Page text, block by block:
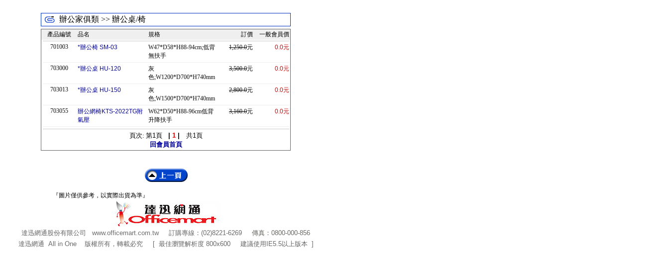
辦公家俱類 >> 辦公桌/椅
產品編號 品名 規格 訂價
一般會員價
701003
*辦公椅 SM-03
W47*D58*H88-94cm;低背
無扶手
1,250.0元 0.0元
703000 *辦公桌 HU-120
灰
色;W1200*D700*H740mm
3,500.0元 0.0元
703013 *辦公桌 HU-150
灰
色;W1500*D700*H740mm
2,800.0元 0.0元
703055
辦公網椅KTS-2022TG附
氣壓
W62*D50*H88-96cm低背
升降扶手
3,160.0元 0.0元
頁次: 第1頁 1| 共1頁
回會員首頁
『圖片僅供參考，以實際出貨為準』
達迅網通股份有限公司 www.officemart.com.tw訂購專線：(02)8221-6269
傳真：0800-000-856
達迅網通 All in One 版權所有，轉載必究 [ 最佳瀏覽解析度 800x600 建議使用IE5.5以上版本 ]